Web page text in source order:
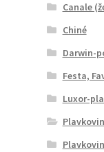
Canale
Chiné
Darwin-
Festa,
Luxor-